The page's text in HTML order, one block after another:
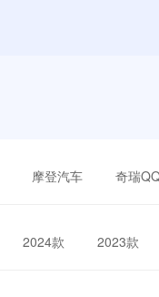
摩登汽车 奇瑞
2024款 2023款